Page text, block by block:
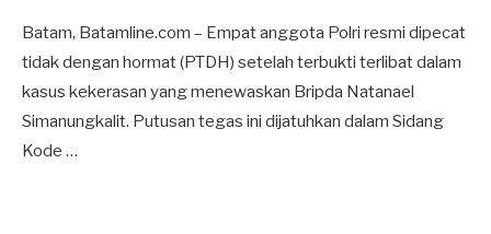
Batam, Batamline.com – Empat anggota Polri resmi dipecat
tidak dengan hormat (PTDH) setelah terbukti terlibat dalam
kasus kekerasan yang menewaskan Bripda Natanael
Simanungkalit. Putusan tegas ini dijatuhkan dalam Sidang
Kode …